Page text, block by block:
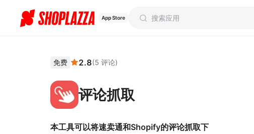
App Store
免费 2.8(5 评论)
评论抓取
本工具可以将速卖通和Shopify的评论抓取下